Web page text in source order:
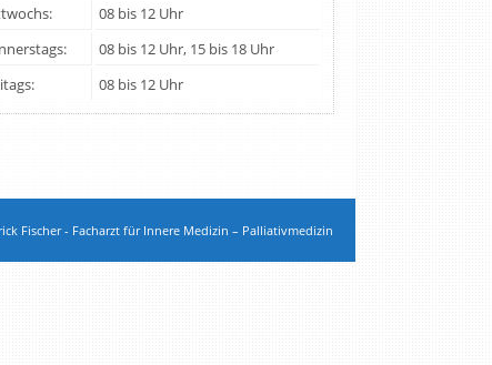
08 bis 12 Uhr
08 bis 12 Uhr, 15 bis 18 Uhr
08 bis 12 Uhr
Fischer - Facharzt für Innere Medizin – Palliativmedizin